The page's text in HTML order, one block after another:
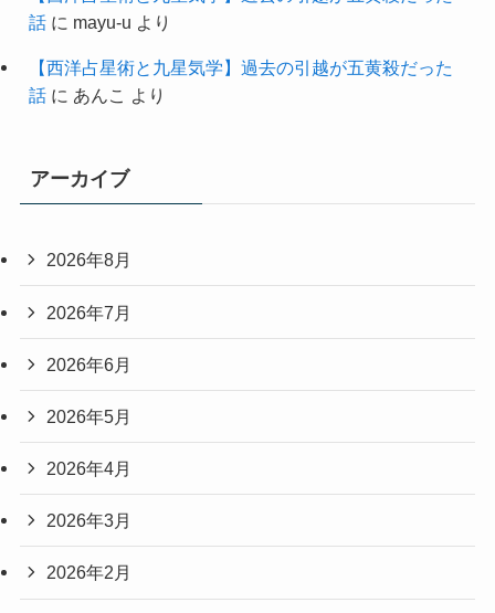
話に mayu-u より
【西洋占星術と九星気学】過去の引越が五黄殺だった
話に あんこ より
アーカイブ
2026年8月
2026年7月
2026年6月
2026年5月
2026年4月
2026年3月
2026年2月